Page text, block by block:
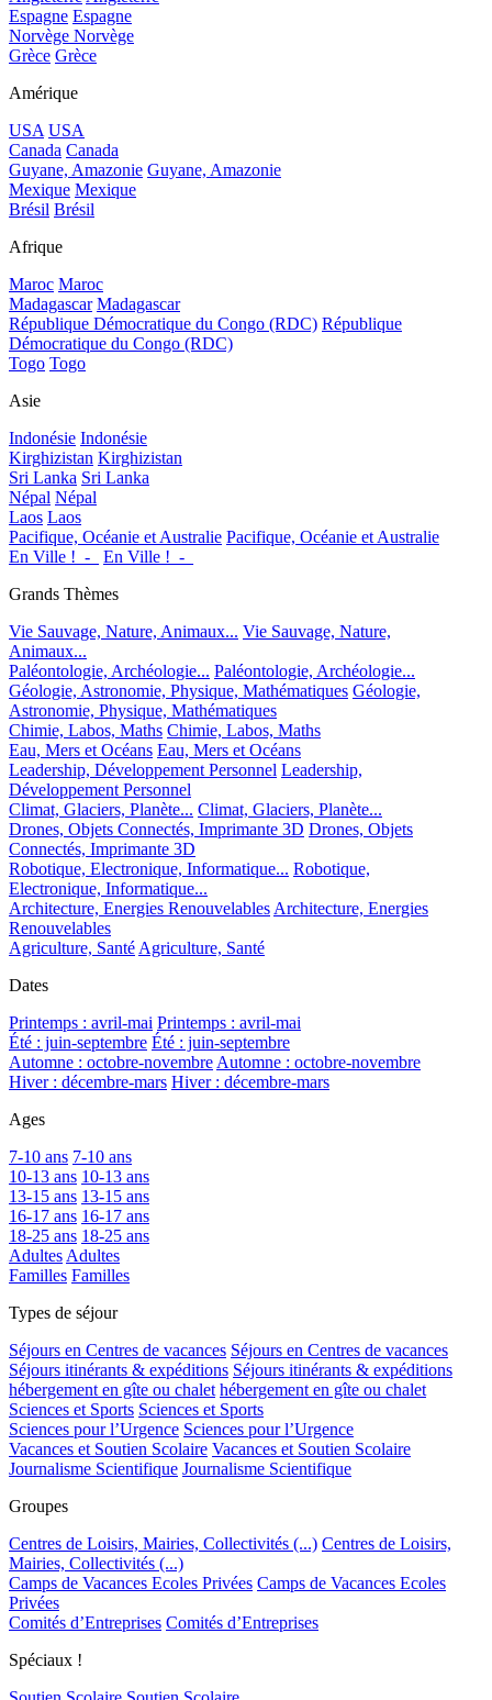
Espagne Espagne
Norvège Norvège
Grèce Grèce
Amérique
USA USA
Canada Canada
Guyane, Amazonie Guyane, Amazonie
Mexique Mexique
Brésil Brésil
Afrique
Maroc Maroc
Madagascar Madagascar
République Démocratique du Congo (RDC) République
Démocratique du Congo (RDC)
Togo Togo
Asie
Indonésie Indonésie
Kirghizistan Kirghizistan
Sri Lanka Sri Lanka
Népal Népal
Laos Laos
Pacifique, Océanie et Australie Pacifique, Océanie et Australie
En Ville !_-_
En Ville !_-_
Grands Thèmes
Vie Sauvage, Nature, Animaux... Vie Sauvage, Nature,
Animaux...
Paléontologie, Archéologie... Paléontologie, Archéologie...
Géologie, Astronomie, Physique, Mathématiques Géologie,
Astronomie, Physique, Mathématiques
Chimie, Labos, Maths Chimie, Labos, Maths
Eau, Mers et Océans Eau, Mers et Océans
Leadership, Développement Personnel Leadership,
Développement Personnel
Climat, Glaciers, Planète... Climat, Glaciers, Planète...
Drones, Objets Connectés, Imprimante 3D Drones, Objets
Connectés, Imprimante 3D
Robotique, Electronique, Informatique... Robotique,
Electronique, Informatique...
Architecture, Energies Renouvelables Architecture, Energies
Renouvelables
Agriculture, Santé Agriculture, Santé
Dates
Printemps : avril-mai Printemps : avril-mai
Été : juin-septembre Été : juin-septembre
Automne : octobre-novembre Automne : octobre-novembre
Hiver : décembre-mars Hiver : décembre-mars
Ages
7-10 ans 7-10 ans
10-13 ans 10-13 ans
13-15 ans 13-15 ans
16-17 ans 16-17 ans
18-25 ans 18-25 ans
Adultes Adultes
Familles Familles
Types de séjour
Séjours en Centres de vacances Séjours en Centres de vacances
Séjours itinérants & expéditions Séjours itinérants & expéditions
hébergement en gîte ou chalet hébergement en gîte ou chalet
Sciences et Sports Sciences et Sports
Sciences pour l’Urgence Sciences pour l’Urgence
Vacances et Soutien Scolaire Vacances et Soutien Scolaire
Journalisme Scientifique Journalisme Scientifique
Groupes
Centres de Loisirs, Mairies, Collectivités (...) Centres de Loisirs,
Mairies, Collectivités (...)
Camps de Vacances Ecoles Privées Camps de Vacances Ecoles
Privées
Comités d’Entreprises Comités d’Entreprises
Spéciaux !